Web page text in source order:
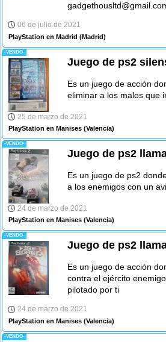
06 de julio de 2021
PlayStation en Madrid (Madrid)
-VENDO-
Juego de ps2
Es un juego de acción
eliminar a los malos que
25 de marzo de 2021
PlayStation en Manises (Valencia)
-VENDO-
Juego de ps2
Es un juego de ps2
a los enemigos con un
24 de marzo de 2021
PlayStation en Manises (Valencia)
-VENDO-
Juego de ps2
Es un juego de acción
contra el ejército
pilotado por ti
24 de marzo de 2021
PlayStation en Manises (Valencia)
-VENDO-